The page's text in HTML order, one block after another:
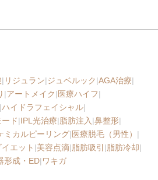
| リジュラン|ジュベルック|AGA治療|
|アートメイク|医療ハイフ|
|ハイドラフェイシャル|
ド|IPL光治療|脂肪注入 |鼻整形|
ミカルピーリング|医療脱毛（男性） |
エット |美容点滴|脂肪吸引 |脂肪冷却|
形成・ED|ワキガ